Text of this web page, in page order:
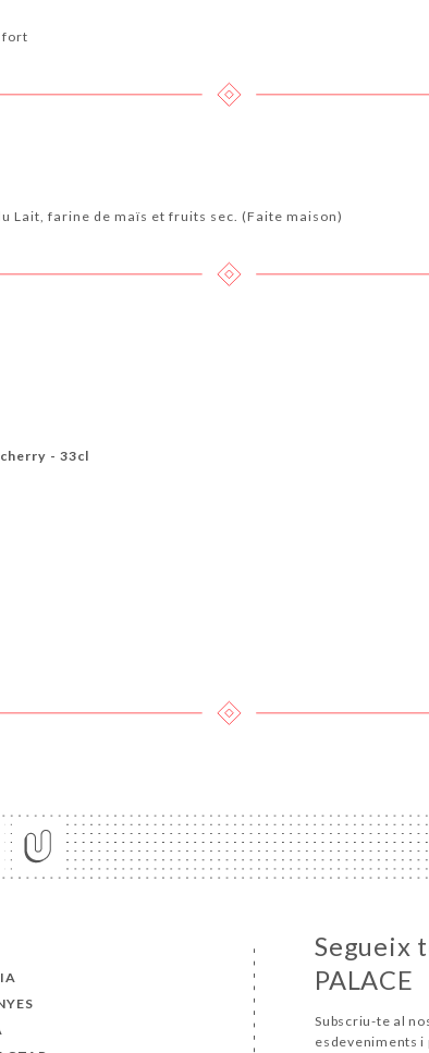
fort
Lait, farine de maïs et fruits sec. (Faite maison)
- 33cl
Segueix
PALACE
Subscriu-te al
esdeveniments i